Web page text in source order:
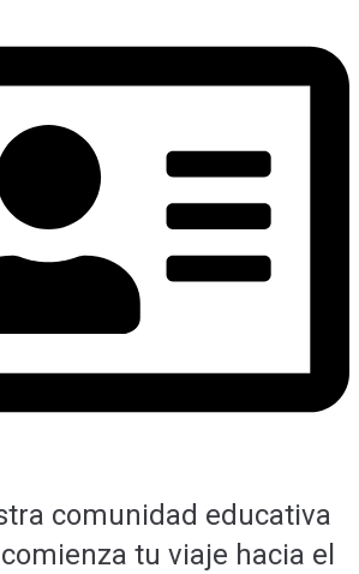
comunidad educativa
tu viaje hacia el